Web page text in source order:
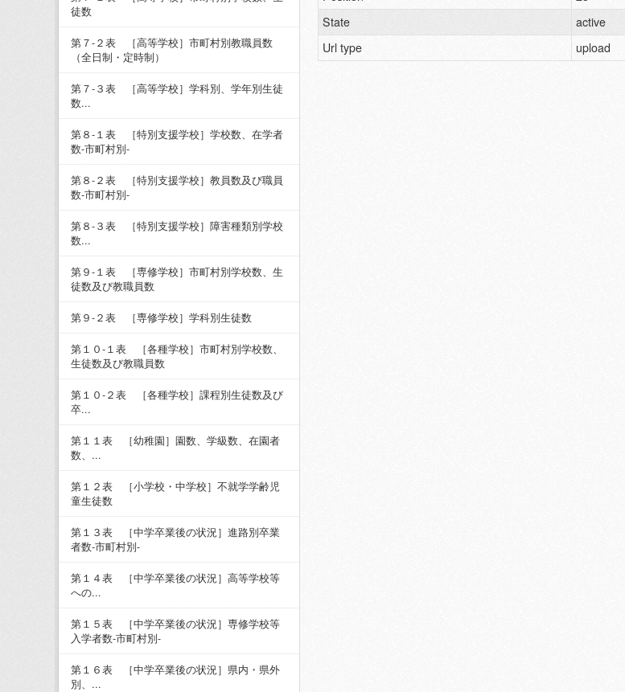
徒数
第７-２表 ［高等学校］市町村別教職員数
（全日制・定時制）
第７-３表 ［高等学校］学科別、学年別生徒
数...
第８-１表 ［特別支援学校］学校数、在学者
数-市町村別-
第８-２表 ［特別支援学校］教員数及び職員
数-市町村別-
第８-３表 ［特別支援学校］障害種類別学校
数...
第９-１表 ［専修学校］市町村別学校数、生
徒数及び教職員数
第９-２表 ［専修学校］学科別生徒数
第１０-１表 ［各種学校］市町村別学校数、
生徒数及び教職員数
第１０-２表 ［各種学校］課程別生徒数及び
卒...
第１１表 ［幼稚園］園数、学級数、在園者
数、...
第１２表 ［小学校・中学校］不就学学齢児
童生徒数
第１３表 ［中学卒業後の状況］進路別卒業
者数-市町村別-
第１４表 ［中学卒業後の状況］高等学校等
への...
第１５表 ［中学卒業後の状況］専修学校等
入学者数-市町村別-
第１６表 ［中学卒業後の状況］県内・県外
別、...
State
active
Url type
upload